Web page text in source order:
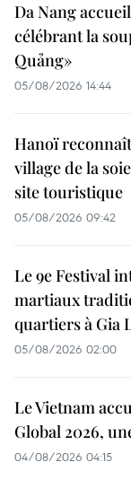
Da Nang
célébrant la
Quảng»
05/08/2026 14:44
Hanoï
village de la
site touristique
05/08/2026 09:42
Le 9e Festival
martiaux
quartiers à Gia
05/08/2026 02:00
Le Vietnam
Global 2026,
04/08/2026 04:15